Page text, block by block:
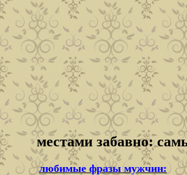
местами забавно:
любимые фразы мужчин: